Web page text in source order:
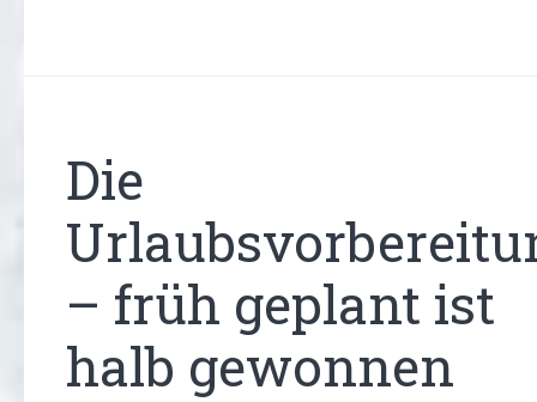
Die
– früh geplant ist
halb gewonnen